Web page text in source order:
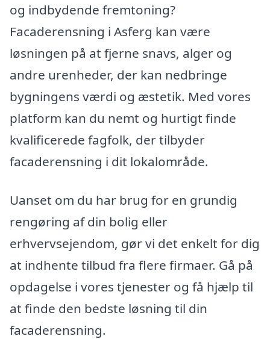
og indbydende fremtoning?
Facaderensning i Asferg kan være
løsningen på at fjerne snavs, alger og
andre urenheder, der kan nedbringe
bygningens værdi og æstetik. Med vores
platform kan du nemt og hurtigt finde
kvalificerede fagfolk, der tilbyder
facaderensning i dit lokalområde.
Uanset om du har brug for en grundig
rengøring af din bolig eller
erhvervsejendom, gør vi det enkelt for dig
at indhente tilbud fra flere firmaer. Gå på
opdagelse i vores tjenester og få hjælp til
at finde den bedste løsning til din
facaderensning.